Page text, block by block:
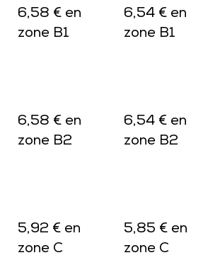
6,58 € en
zone B1
6,54 € en
zone B1
6,58 € en
zone B2
6,54 € en
zone B2
5,92 € en
zone C
5,85 € en
zone C